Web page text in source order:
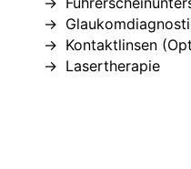
Kontaktlinsen
Lasertherapie